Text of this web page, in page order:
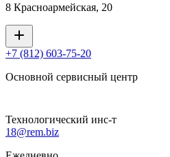
8 Красноармейская, 20
+7 (812) 603-75-20
Основной сервисный центр
Технологический инс-т
18@rem.biz